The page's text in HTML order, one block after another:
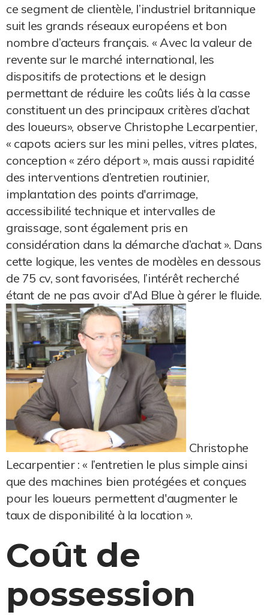
ce segment de clientèle, l’industriel britannique
suit les grands réseaux européens et bon
nombre d’acteurs français. « Avec la valeur de
revente sur le marché international, les
dispositifs de protections et le design
permettant de réduire les coûts liés à la casse
constituent un des principaux critères d’achat
des loueurs», observe Christophe Lecarpentier,
« capots aciers sur les mini pelles, vitres plates,
conception « zéro déport », mais aussi rapidité
des interventions d’entretien routinier,
implantation des points d'arrimage,
accessibilité technique et intervalles de
graissage, sont également pris en
considération dans la démarche d’achat ». Dans
cette logique, les ventes de modèles en dessous
de 75 cv, sont favorisées, l’intérêt recherché
étant de ne pas avoir d'Ad Blue à gérer le fluide.
Christophe
Lecarpentier : « l’entretien le plus simple ainsi
que des machines bien protégées et conçues
pour les loueurs permettent d'augmenter le
taux de disponibilité à la location ».
Coût de
possession